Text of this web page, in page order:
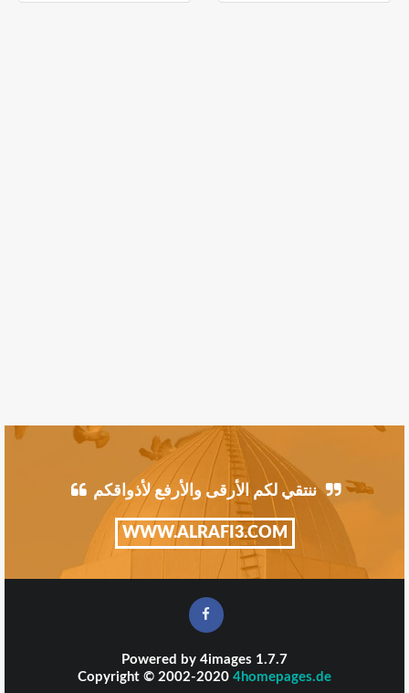
ننتقي لكم الأرقى والأرفع لأذواقكم
WWW.ALRAFI3.COM
Powered by 4images 1.7.7
Copyright © 2002-2020 4homepages.de